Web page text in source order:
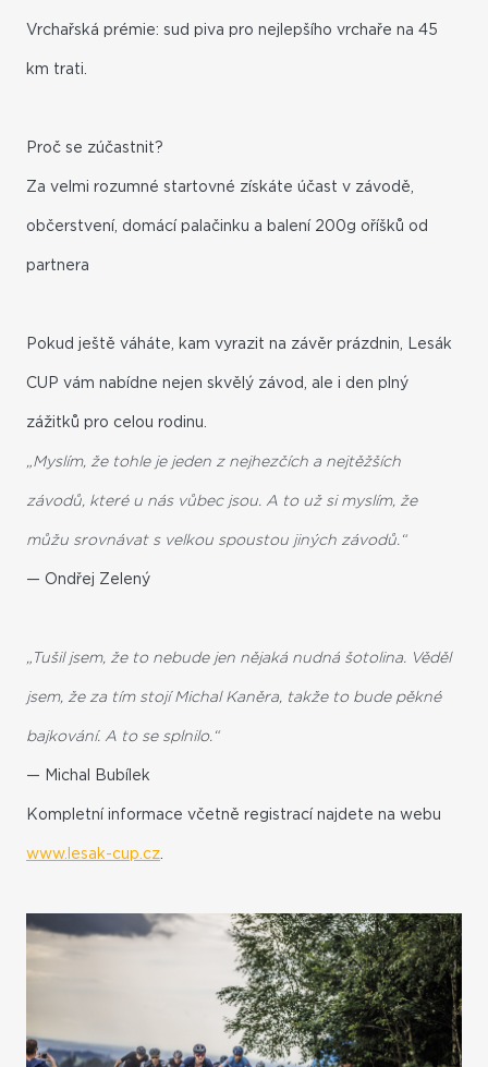
Vrchařská prémie: sud piva pro nejlepšího vrchaře na 45
km trati.
Proč se zúčastnit?
Za velmi rozumné startovné získáte účast v závodě,
občerstvení, domácí palačinku a balení 200g oříšků od
partnera
Pokud ještě váháte, kam vyrazit na závěr prázdnin, Lesák
CUP vám nabídne nejen skvělý závod, ale i den plný
zážitků pro celou rodinu.
„Myslím, že tohle je jeden z nejhezčích a nejtěžších
závodů, které u nás vůbec jsou. A to už si myslím, že
můžu srovnávat s velkou spoustou jiných závodů.“
— Ondřej Zelený
„Tušil jsem, že to nebude jen nějaká nudná šotolina. Věděl
jsem, že za tím stojí Michal Kaněra, takže to bude pěkné
bajkování. A to se splnilo.“
— Michal Bubílek
Kompletní informace včetně registrací najdete na webu
www.lesak-cup.cz.